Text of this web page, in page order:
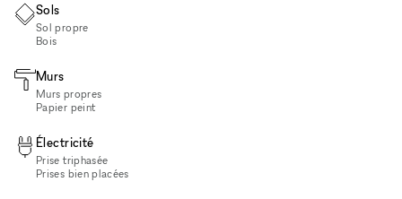
Sols
Sol propre
Bois
Murs
Murs propres
Papier peint
Électricité
Prise triphasée
Prises bien placées